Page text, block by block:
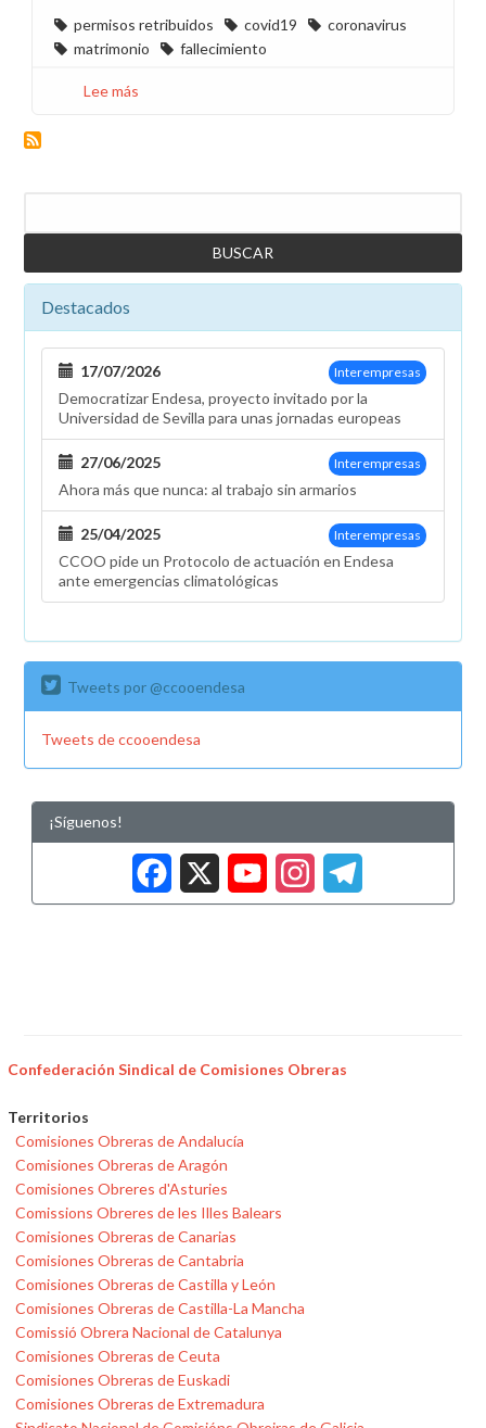
permisos retribuidos covid19
coronavirus
matrimonio
fallecimiento
Lee más
sensibilidad
los
de
fallecimiento
y
matrimonio
Destacados
Interempresas
17/07/2026
Democratizar Endesa, proyecto invitado por la
Universidad de Sevilla para unas jornadas europeas
Interempresas
27/06/2025
Ahora más que nunca: al trabajo sin armarios
Interempresas
25/04/2025
CCOO pide un Protocolo de actuación en Endesa
ante emergencias climatológicas
Tweets por @ccooendesa
Tweets de ccooendesa
¡Síguenos!
Facebook
X
Confederación Sindical de Comisiones Obreras
Territorios
Comisiones Obreras de Andalucía
Comisiones Obreras de Aragón
Comisiones Obreres d'Asturies
Comissions Obreres de les Illes Balears
Comisiones Obreras de Canarias
Comisiones Obreras de Cantabria
Comisiones Obreras de Castilla y León
Comisiones Obreras de Castilla-La Mancha
Comissió Obrera Nacional de Catalunya
Comisiones Obreras de Ceuta
Comisiones Obreras de Euskadi
Comisiones Obreras de Extremadura